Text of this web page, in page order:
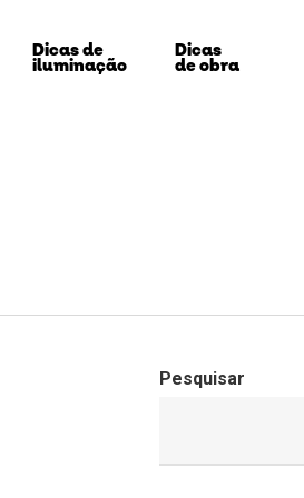
Dicas de
iluminação
Dicas
de obra
Pesquisar